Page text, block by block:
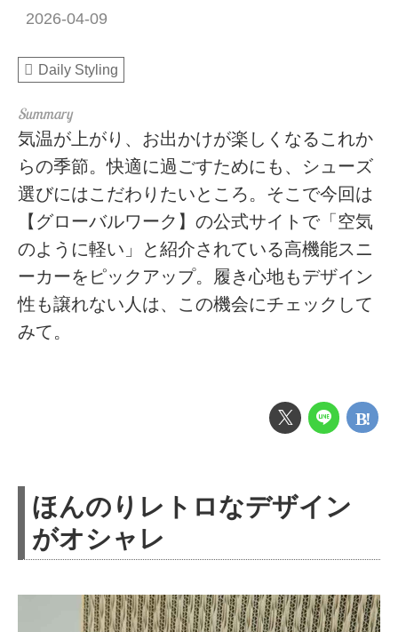
2026-04-09
Daily Styling
気温が上がり、お出かけが楽しくなるこれか
らの季節。快適に過ごすためにも、シューズ
選びにはこだわりたいところ。そこで今回は
【グローバルワーク】の公式サイトで「空気
のように軽い」と紹介されている高機能スニ
ーカーをピックアップ。履き心地もデザイン
性も譲れない人は、この機会にチェックして
みて。
ほんのりレトロなデザイン
がオシャレ